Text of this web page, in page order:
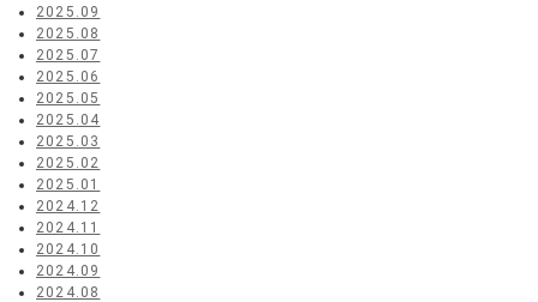
2025.09
2025.08
2025.07
2025.06
2025.05
2025.04
2025.03
2025.02
2025.01
2024.12
2024.11
2024.10
2024.09
2024.08